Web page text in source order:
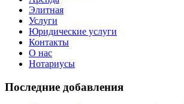
Элитная
Услуги
Юридические услуги
Контакты
О нас
Нотариусы
Последние добавления